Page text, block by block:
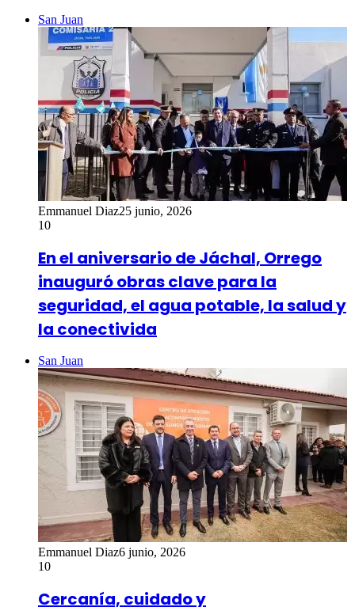
San Juan
Emmanuel Diaz25 junio, 2026
10
En el aniversario de Jáchal, Orrego
inauguró obras clave para la
seguridad, el agua potable, la salud y
la conectivida
San Juan
Emmanuel Diaz6 junio, 2026
10
Cercanía, cuidado y